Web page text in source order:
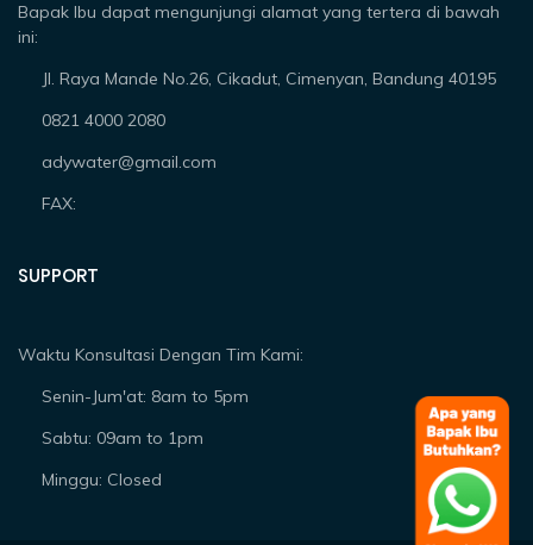
Bapak Ibu dapat mengunjungi alamat yang tertera di bawah
ini:
Jl. Raya Mande No.26, Cikadut, Cimenyan, Bandung 40195
0821 4000 2080
adywater@gmail.com
FAX:
SUPPORT
Waktu Konsultasi Dengan Tim Kami:
Senin-Jum'at: 8am to 5pm
Sabtu: 09am to 1pm
Minggu: Closed